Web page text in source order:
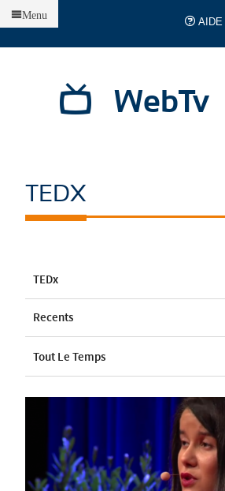
AIDE
WebTv
Menu
TEDX
TEDx
Recents
Tout Le Temps